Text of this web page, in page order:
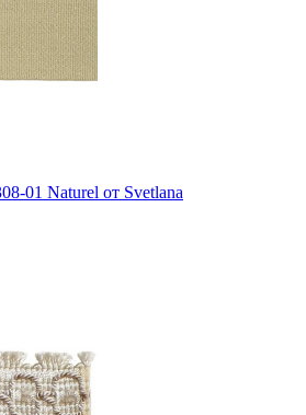
01 Naturel от Svetlana